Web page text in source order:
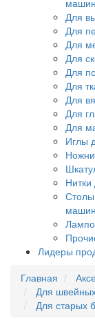
машин
Для
Для
Для
Для
Для
Для
Для
Для
Для
Иглы
машин
Лидеры
Главная
Для
Для старых